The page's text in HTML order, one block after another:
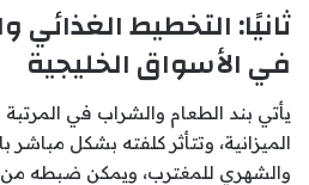
ثانيًا: التخطيط
في الأسواق الخليجية
يأتي بند الطعام والشراب في
الميزانية، وتتأثر كلفته بشكل
والشهري للمغترب، ويمكن ضبطه